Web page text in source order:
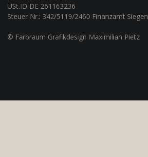
USt.ID DE 261163236
Steuer Nr.: 342/5119/2460 Finanzamt Siegen
© Farbraum Grafikdesign Maximilian Pietz